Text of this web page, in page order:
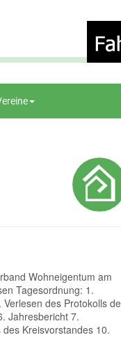
Wohneigentum am
Tagesordnung: 1.
des Protokolls
Jahresbericht 7.
Kreisvorstandes 10.